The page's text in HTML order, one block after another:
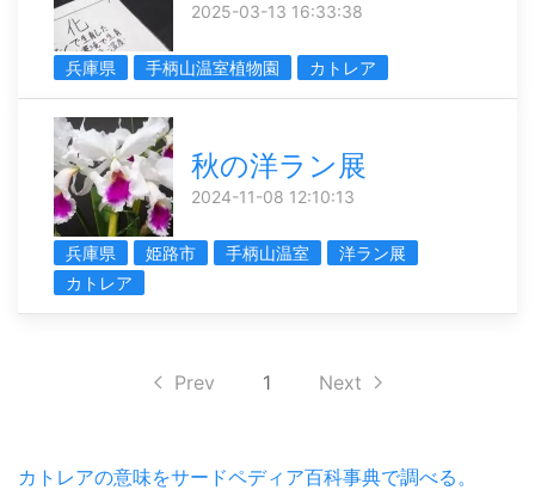
2025-03-13 16:33:38
兵庫県 手柄山温室植物園 カトレア
秋の洋ラン展
2024-11-08 12:10:13
兵庫県 姫路市 手柄山温室
洋ラン展
カトレア
Prev 1 Next
カトレアの意味をサードペディア百科事典で調べる。